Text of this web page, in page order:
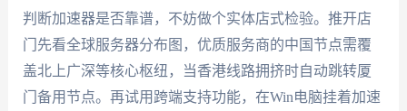
判断加速器是否靠谱，不妨做个实体店式检验。推开店
门先看全球服务器分布图，优质服务商的中国节点需覆
盖北上广深等核心枢纽，当香港线路拥挤时自动跳转厦
门备用节点。再试用跨端支持功能，在Win电脑挂着加速